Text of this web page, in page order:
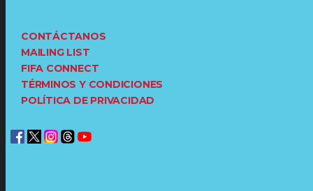
CONTÁCTANOS
MAILING LIST
FIFA CONNECT
TÉRMINOS Y CONDICIONES
POLÍTICA DE PRIVACIDAD